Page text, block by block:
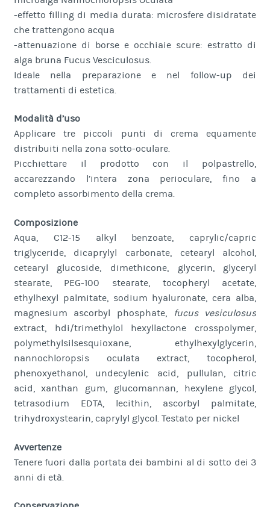
-effetto filling di media durata: microsfere disidratate
che trattengono acqua
-attenuazione di borse e occhiaie scure: estratto di
alga bruna Fucus Vesciculosus.
Ideale nella preparazione e nel follow-up dei
trattamenti di estetica.
Modalità d’uso
Applicare tre piccoli punti di crema equamente
distribuiti nella zona sotto-oculare.
Picchiettare il prodotto con il polpastrello,
accarezzando l’intera zona perioculare, fino a
completo assorbimento della crema.
Composizione
Aqua, C12-15 alkyl benzoate, caprylic/capric
triglyceride, dicaprylyl carbonate, cetearyl alcohol,
cetearyl glucoside, dimethicone, glycerin, glyceryl
stearate, PEG-100 stearate, tocopheryl acetate,
ethylhexyl palmitate, sodium hyaluronate, cera alba,
magnesium ascorbyl phosphate,
fucus vesiculosus
extract, hdi/trimethylol hexyllactone crosspolymer,
polymethylsilsesquioxane, ethylhexylglycerin,
nannochloropsis oculata extract, tocopherol,
phenoxyethanol, undecylenic acid, pullulan, citric
acid, xanthan gum, glucomannan, hexylene glycol,
tetrasodium EDTA, lecithin, ascorbyl palmitate,
trihydroxystearin, caprylyl glycol. Testato per nickel
Avvertenze
Tenere fuori dalla portata dei bambini al di sotto dei 3
anni di età.